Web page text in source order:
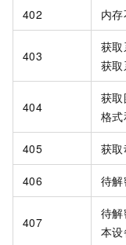
402 内存
403
获取
获取
404
获
格式
405 获取
406 待解
407
待
本设